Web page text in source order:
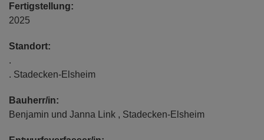
Fertigstellung:
2025
Standort:
.
. Stadecken-Elsheim
Bauherr/in:
Benjamin und Janna Link , Stadecken-Elsheim